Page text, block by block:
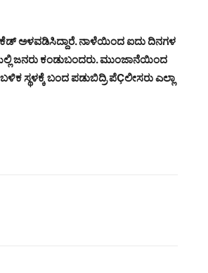
ಅಳವಡಿಸಿದ್ದಾರೆ. ನಾಳೆಯಿಂದ ಐದು ದಿನಗಳ
ಜನರು ಕಂಡುಬಂದರು. ಮುಂಜಾನೆಯಿಂದ
ಸ್ಥಳಕ್ಕೆ ಬಂದ ಪಡುಬಿದ್ರಿ ಪೆÇಲೀಸರು ಎಲ್ಲಾ